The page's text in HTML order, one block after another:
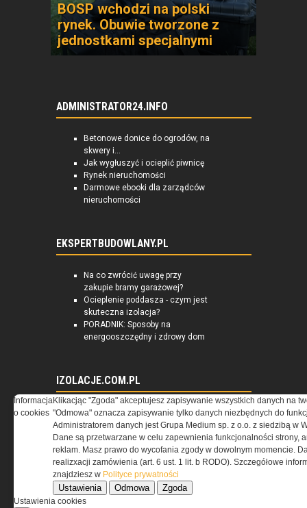
BOSP wchodzi na polski
rynek. Obuwie tworzone z
jednostkami specjalnymi
ADMINISTRATOR24.INFO
Betonowe donice do ogrodów, na
skwery i...
Jak wygłuszyć i ocieplić piwnicę
Rynek nieruchomości
Darmowe ebooki dla zarządców
nieruchomości
EKSPERTBUDOWLANY.PL
Na co zwrócić uwagę przy
zakupie bramy garażowej?
Ocieplenie poddasza - czym jest
skuteczna izolacja?
PORADNIK: Sposoby na
energooszczędny i zdrowy dom
IZOLACJE.COM.PL
Kompozyt wapienno-konopny
jako materiał termoizolacyjny
ścian zewnętrznych
Materiały termoizolacyjne
przeznaczone do wysokich
temperatur -...
Warunki Techniczne 2021 dla
przegród i złączy budowlanych
Informacja
o cookies
Klikacjąc "Zgoda" akceptujesz zapisywanie wszystkich danych na
"Odmowa" oznacza zapisywanie tylko danych niezbędnych do
Administratorem danych jest Grupa Medium sp. z o.o. z siedzibą w
Dane są przetwarzane w celu zapewnienia funkcjonalności strony,
reklam. Masz prawo do wycofania zgody w dowolnym momencie.
realizxacji zamówienia (art. 6 ust. 1 lit. b RODO). Szczegółowe
znajdziesz w Polityce prywatności
Ustawienia Odmowa Zgoda
Ustawienia cookies